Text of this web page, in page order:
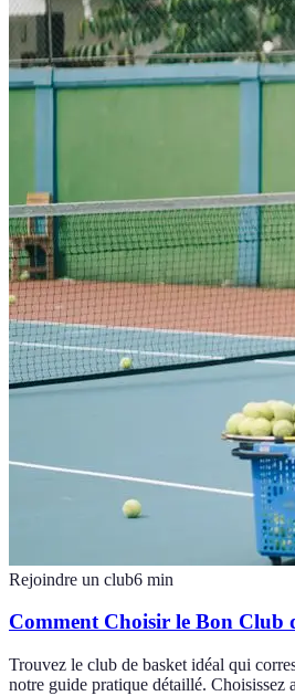
Rejoindre un club6 min
Comment Choisir le Bon Club
Trouvez le club de basket idéal qui
notre guide pratique détaillé. Choisissez